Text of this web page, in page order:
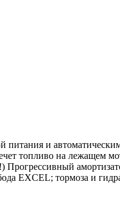
и
топливо на лежащем
EXCEL; тормоза и